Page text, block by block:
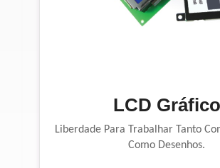
LCD Gráfico
Liberdade Para Trabalhar Tanto
Como Desenhos.